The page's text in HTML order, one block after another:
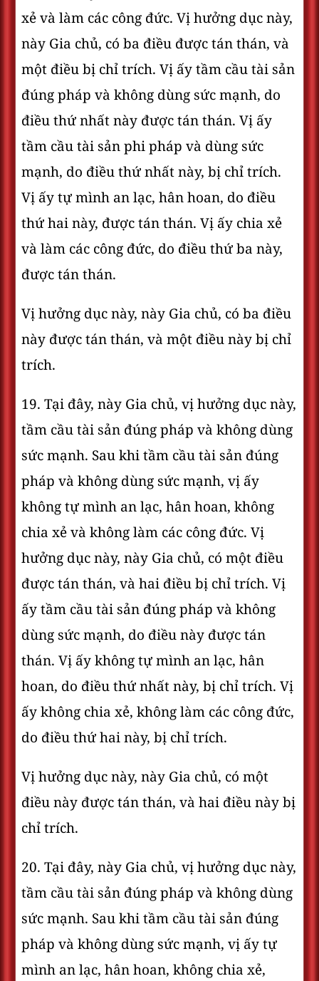
xẻ và làm các công đức. Vị hưởng dục này,
này Gia chủ, có ba điều được tán thán, và
một điều bị chỉ trích. Vị ấy tầm cầu tài sản
đúng pháp và không dùng sức mạnh, do
điều thứ nhất này được tán thán. Vị ấy
tầm cầu tài sản phi pháp và dùng sức
mạnh, do điều thứ nhất này, bị chỉ trích.
Vị ấy tự mình an lạc, hân hoan, do điều
thứ hai này, được tán thán. Vị ấy chia xẻ
và làm các công đức, do điều thứ ba này,
được tán thán.
Vị hưởng dục này, này Gia chủ, có ba điều
này được tán thán, và một điều này bị chỉ
trích.
19. Tại đây, này Gia chủ, vị hưởng dục này,
tầm cầu tài sản đúng pháp và không dùng
sức mạnh. Sau khi tầm cầu tài sản đúng
pháp và không dùng sức mạnh, vị ấy
không tự mình an lạc, hân hoan, không
chia xẻ và không làm các công đức. Vị
hưởng dục này, này Gia chủ, có một điều
được tán thán, và hai điều bị chỉ trích. Vị
ấy tầm cầu tài sản đúng pháp và không
dùng sức mạnh, do điều này được tán
thán. Vị ấy không tự mình an lạc, hân
hoan, do điều thứ nhất này, bị chỉ trích. Vị
ấy không chia xẻ, không làm các công đức,
do điều thứ hai này, bị chỉ trích.
Vị hưởng dục này, này Gia chủ, có một
điều này được tán thán, và hai điều này bị
chỉ trích.
20. Tại đây, này Gia chủ, vị hưởng dục này,
tầm cầu tài sản đúng pháp và không dùng
sức mạnh. Sau khi tầm cầu tài sản đúng
pháp và không dùng sức mạnh, vị ấy tự
mình an lạc, hân hoan, không chia xẻ,